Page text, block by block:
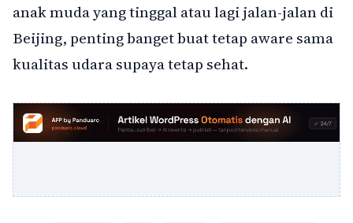
anak muda yang tinggal atau lagi jalan-jalan di
Beijing, penting banget buat tetap aware sama
kualitas udara supaya tetap sehat.